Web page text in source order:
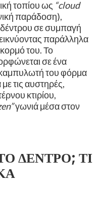
τοπίου ως “cloud
παράδοση),
σε συμπαγή
παράλληλα
του. ​Το
σε ένα
του φόρμα
τις αυστηρές,
κτιρίου,
γωνιά μέσα στον
ΔΈΝΤΡΟ; ΤΙ